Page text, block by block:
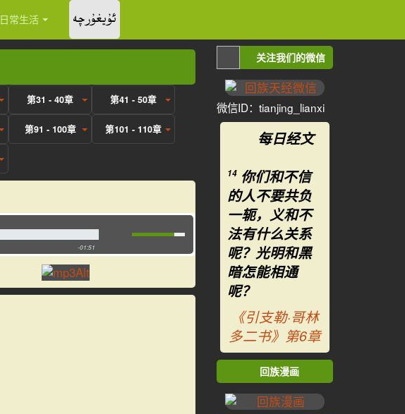
日常生活 ئۇيغۇرچە
第31 - 40章 第41 - 50章
第91 - 100章 第101 - 110章
-01:51
关注我们的微信
微信ID：tianjing_lianxi
每日经文
14 你们和不信
的人不要共负
一轭，义和不
法有什么关系
呢？光明和黑
暗怎能相通
呢？
《引支勒·哥林
多二书》第6章
回族漫画